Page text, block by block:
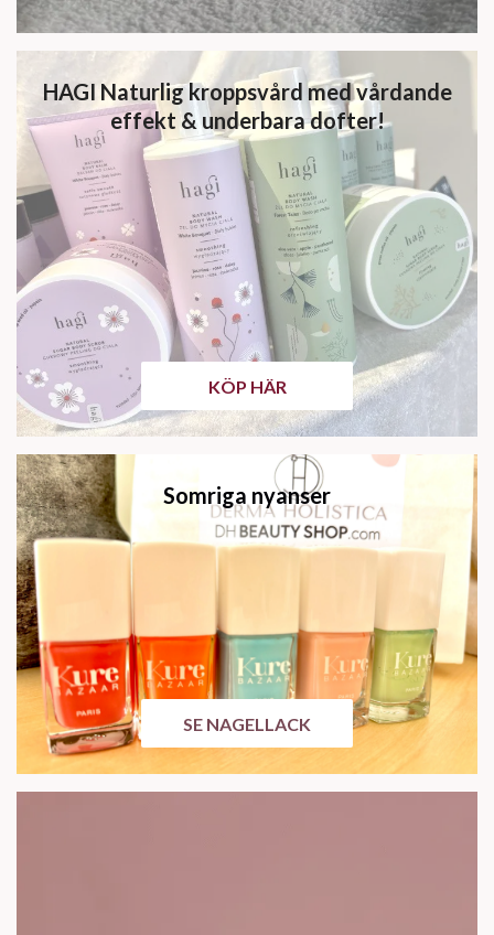
HAGI Naturlig kroppsvård med vårdande
effekt & underbara dofter!
KÖP HÄR
Somriga nyanser
SE NAGELLACK